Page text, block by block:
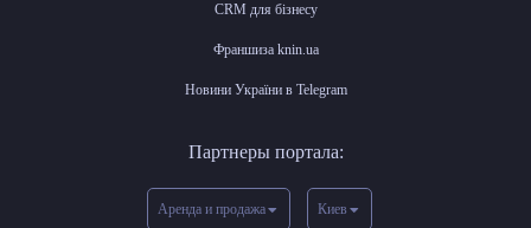
CRM для бізнесу
Франшиза knin.ua
Новини України в Telegram
Партнеры портала:
Аренда и продажа Киев